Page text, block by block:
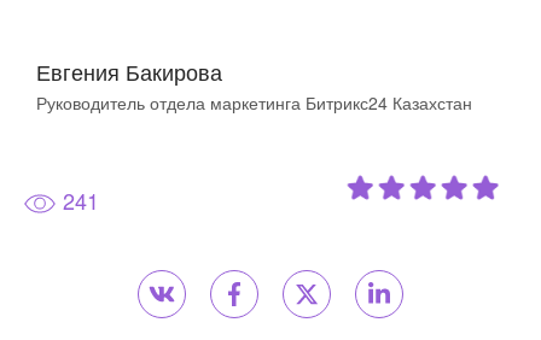
Евгения Бакирова
Руководитель отдела маркетинга Битрикс24 Казахстан
241